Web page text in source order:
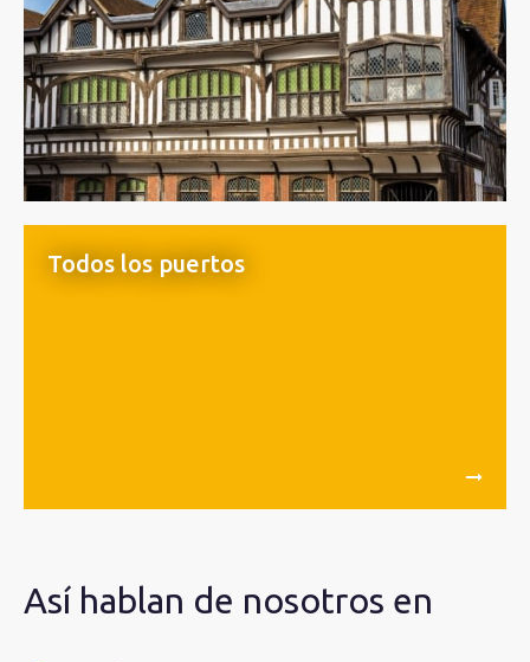
Todos los puertos
Así hablan de nosotros en